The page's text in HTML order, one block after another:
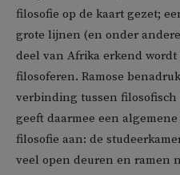
filosofie op de kaart gezet;
grote lijnen (en onder
deel van Afrika erkend
filosoferen. Ramose
verbinding tussen
geeft daarmee een
filosofie aan: de
veel open deuren en ramen